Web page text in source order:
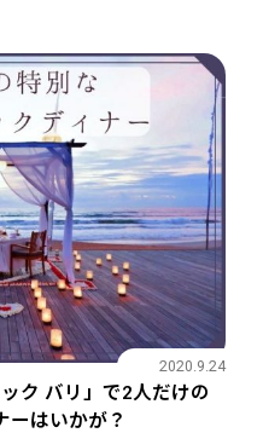
ク バリ」で2人だけの
ーはいかが？
2020.9.24